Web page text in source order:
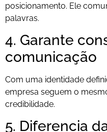
posicionamento. Ele
palavras.
4. Garante
comunicação
Com uma identidade
empresa seguem o
credibilidade.
5. Diferencia